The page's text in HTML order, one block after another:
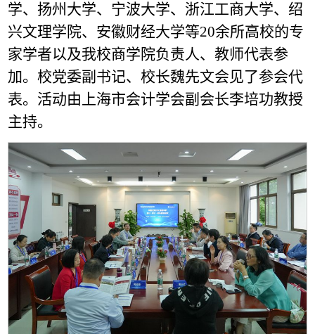
学、扬州大学、宁波大学、浙江工商大学、绍
兴文理学院、安徽财经大学等20余所高校的专
家学者以及我校商学院负责人、教师代表参
加。校党委副书记、校长魏先文会见了参会代
表。活动由上海市会计学会副会长李培功教授
主持。